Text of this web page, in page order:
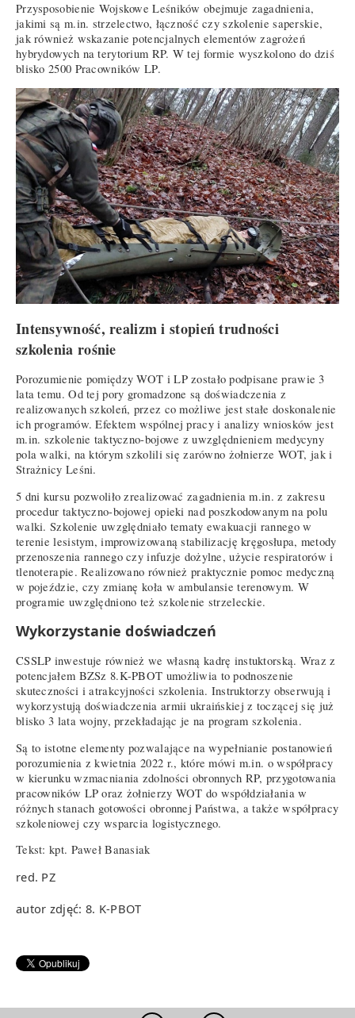
Przysposobienie Wojskowe Leśników obejmuje zagadnienia,
jakimi są m.in. strzelectwo, łączność czy szkolenie saperskie,
jak również wskazanie potencjalnych elementów zagrożeń
hybrydowych na terytorium RP. W tej formie wyszkolono do dziś
blisko 2500 Pracowników LP.
Intensywność, realizm i stopień trudności
szkolenia rośnie
Porozumienie pomiędzy WOT i LP zostało podpisane prawie 3
lata temu. Od tej pory gromadzone są doświadczenia z
realizowanych szkoleń, przez co możliwe jest stałe doskonalenie
ich programów. Efektem wspólnej pracy i analizy wniosków jest
m.in. szkolenie taktyczno-bojowe z uwzględnieniem medycyny
pola walki, na którym szkolili się zarówno żołnierze WOT, jak i
Strażnicy Leśni.
5 dni kursu pozwoliło zrealizować zagadnienia m.in. z zakresu
procedur taktyczno-bojowej opieki nad poszkodowanym na polu
walki. Szkolenie uwzględniało tematy ewakuacji rannego w
terenie lesistym, improwizowaną stabilizację kręgosłupa, metody
przenoszenia rannego czy infuzje dożylne, użycie respiratorów i
tlenoterapie. Realizowano również praktycznie pomoc medyczną
w pojeździe, czy zmianę koła w ambulansie terenowym. W
programie uwzględniono też szkolenie strzeleckie.
Wykorzystanie doświadczeń
CSSLP inwestuje również we własną kadrę instuktorską. Wraz z
potencjałem BZSz 8.K-PBOT umożliwia to podnoszenie
skuteczności i atrakcyjności szkolenia. Instruktorzy obserwują i
wykorzystują doświadczenia armii ukraińskiej z toczącej się już
blisko 3 lata wojny, przekładając je na program szkolenia.
Są to istotne elementy pozwalające na wypełnianie postanowień
porozumienia z kwietnia 2022 r., które mówi m.in. o współpracy
w kierunku wzmacniania zdolności obronnych RP, przygotowania
pracowników LP oraz żołnierzy WOT do współdziałania w
różnych stanach gotowości obronnej Państwa, a także współpracy
szkoleniowej czy wsparcia logistycznego.
Tekst: kpt. Paweł Banasiak
red. PZ
autor zdjęć: 8. K-PBOT